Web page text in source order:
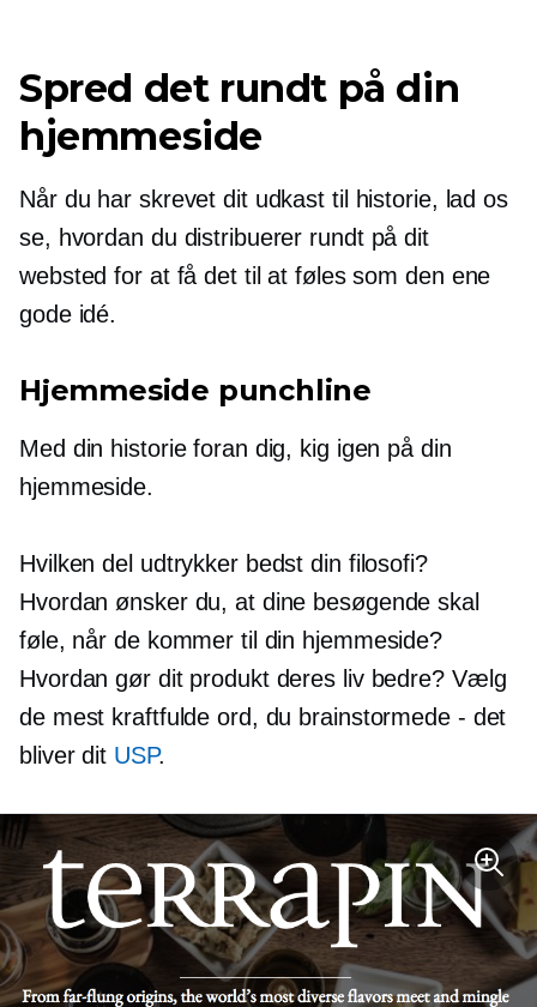
Spred det rundt på din
hjemmeside
Når du har skrevet dit udkast til historie, lad os
se, hvordan du distribuerer rundt på dit
websted for at få det til at føles som den ene
gode idé.
Hjemmeside punchline
Med din historie foran dig, kig igen på din
hjemmeside.
Hvilken del udtrykker bedst din filosofi?
Hvordan ønsker du, at dine besøgende skal
føle, når de kommer til din hjemmeside?
Hvordan gør dit produkt deres liv bedre? Vælg
de mest kraftfulde ord, du brainstormede - det
bliver dit USP.